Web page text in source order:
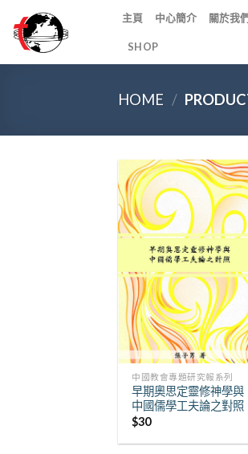
content
主頁 中心簡介 關於我
SHOP
HOME /
+
中國教會專題研究報系列
早期奧思定靈修神學與
中國儒學工夫論之對照
$30